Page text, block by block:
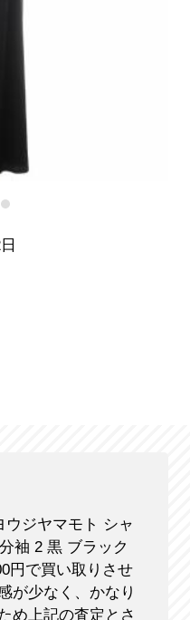
ウジヤマモト シャ
袖 2 黒 ブラック
円で買い取りさせ
が少なく、かなり
め上記の査定とさ